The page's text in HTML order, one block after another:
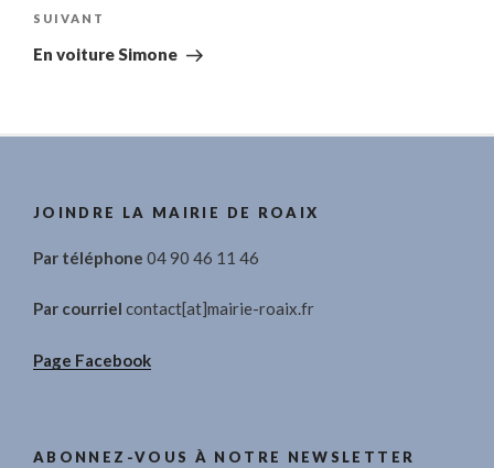
Article
suivant
SUIVANT
En voiture Simone
JOINDRE LA MAIRIE DE ROAIX
Par téléphone 04 90 46 11 46
Par courriel contact[at]mairie-roaix.fr
Page Facebook
ABONNEZ-VOUS À NOTRE NEWSLETTER